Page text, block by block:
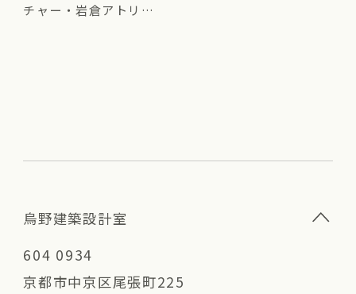
チャー・岩倉アトリエ
烏野建築設計室
604 0934
京都市中京区尾張町225